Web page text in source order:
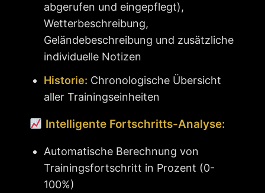
abgerufen und eingepflegt),
Wetterbeschreibung,
Geländebeschreibung und zusätzliche
individuelle Notizen
Historie: Chronologische Übersicht
aller Trainingseinheiten
Intelligente Fortschritts-Analyse:
Automatische Berechnung von
Trainingsfortschritt in Prozent (0-
100%)